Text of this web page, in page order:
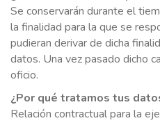
Se conservarán durante el
la finalidad para la que se
pudieran derivar de dicha
datos. Una vez pasado dicho
oficio.
¿Por qué tratamos tus
Relación contractual para la